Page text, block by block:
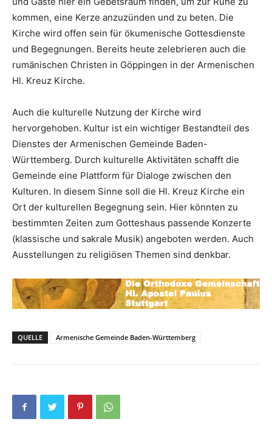
kommen, eine Kerze anzuzünden und zu beten. Die
Kirche wird offen sein für ökumenische Gottesdienste
und Begegnungen. Bereits heute zelebrieren auch die
rumänischen Christen in Göppingen in der Armenischen
Hl. Kreuz Kirche.
Auch die kulturelle Nutzung der Kirche wird
hervorgehoben. Kultur ist ein wichtiger Bestandteil des
Dienstes der Armenischen Gemeinde Baden-
Württemberg. Durch kulturelle Aktivitäten schafft die
Gemeinde eine Plattform für Dialoge zwischen den
Kulturen. In diesem Sinne soll die Hl. Kreuz Kirche ein
Ort der kulturellen Begegnung sein. Hier könnten zu
bestimmten Zeiten zum Gotteshaus passende Konzerte
(klassische und sakrale Musik) angeboten werden. Auch
Ausstellungen zu religiösen Themen sind denkbar.
QUELLE Armenische Gemeinde Baden-Württemberg